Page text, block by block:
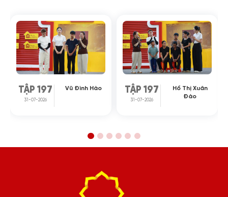
TẬP 197
31-07-2026
Vũ Đình Hào TẬP 197
31-07-2026
Hồ Thị Xuân
Đào